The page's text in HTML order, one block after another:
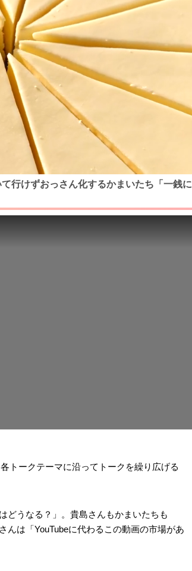
行けずおっさん化するかまいたち「一銭に
トークテーマに沿ってトークを繰り広げる
どうなる？」。貴島さんもかまいたちも
んは「YouTubeに代わるこの動画の市場があ